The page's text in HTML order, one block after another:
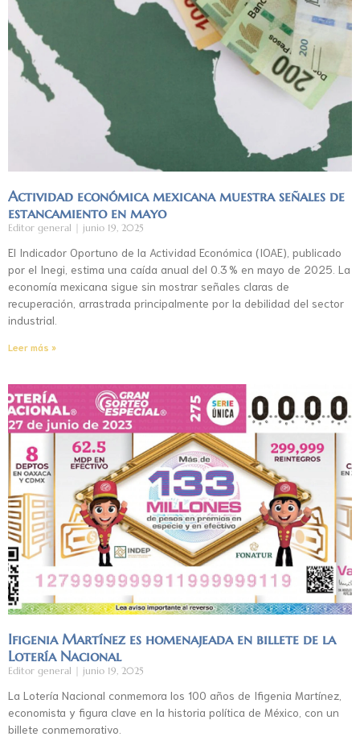
Actividad económica mexicana muestra señales de
estancamiento en mayo
Editor general junio 19, 2025
El Indicador Oportuno de la Actividad Económica (IOAE), publicado
por el Inegi, estima una caída anual del 0.3 % en mayo de 2025. La
economía mexicana sigue sin mostrar señales claras de
recuperación, arrastrada principalmente por la debilidad del sector
industrial.
Leer más »
Ifigenia Martínez es homenajeada en billete de la
Lotería Nacional
Editor general junio 19, 2025
La Lotería Nacional conmemora los 100 años de Ifigenia Martínez,
economista y figura clave en la historia política de México, con un
billete conmemorativo.